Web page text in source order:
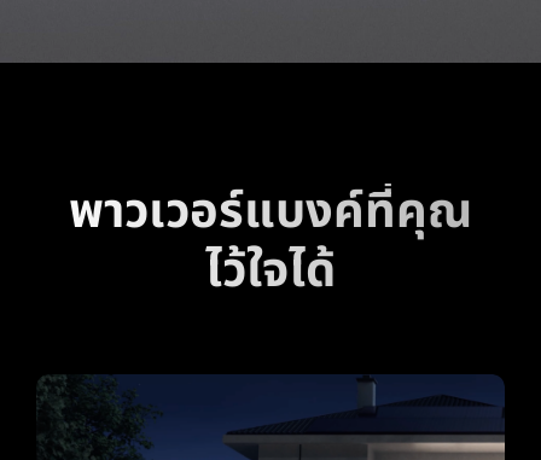
พาวเวอร์แบงค์ที่คุณ
ไว้ใจได้